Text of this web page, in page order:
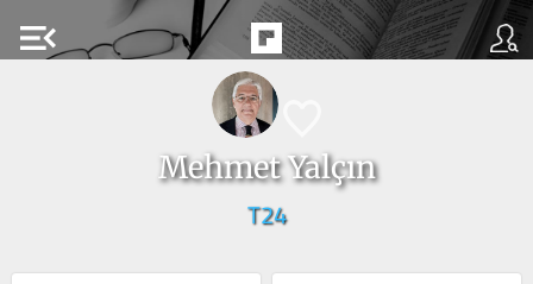
menu_open
Mehmet Yalçın
T24